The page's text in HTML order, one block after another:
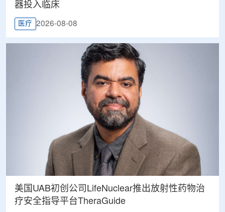
器投入临床
医疗 2026-08-08
美国UAB初创公司LifeNuclear推出放射性药物治
疗安全指导平台TheraGuide